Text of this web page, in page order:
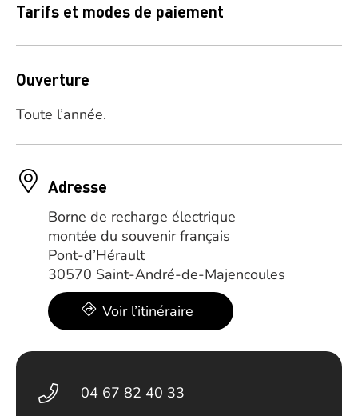
Tarifs et modes de paiement
Ouverture
Toute l’année.
Adresse
Borne de recharge électrique
montée du souvenir français
Pont-d’Hérault
30570 Saint-André-de-Majencoules
Voir l’itinéraire
04 67 82 40 33